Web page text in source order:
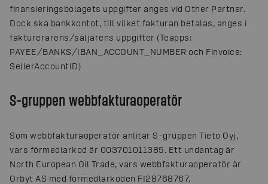
finansieringsbolagets uppgifter anges vid Other Partner.
Dock ska bankkontot, till vilket fakturan betalas, anges i
fakturerarens/säljarens uppgifter (Teapps:
PAYEE/BANKS/IBAN_ACCOUNT_NUMBER och Finvoice:
SellerAccountID)
S-gruppen webbfakturaoperatör
Som webbfakturaoperatör anlitar S-gruppen Tieto Oyj,
vars förmedlarkod är 003701011385. Ett undantag är
North European Oil Trade, vars webbfakturaoperatör är
Orbyt AS med förmedlarkoden FI28768767.